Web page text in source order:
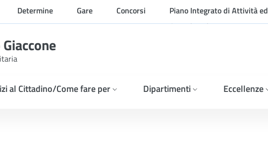
Determine Gare Concorsi
Piano Integrato di Attività ed
Organizzazione
al Cittadino/Come fare per Dipartimenti Eccellenze